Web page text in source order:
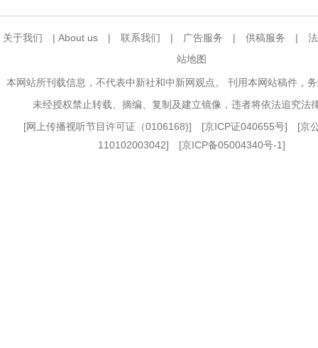
关于我们 | About us | 联系我们 | 广告服务 | 供稿服务 |
站地图
本网站所刊载信息，不代表中新社和中新网观点。 刊用本网站稿件，
未经授权禁止转载、摘编、复制及建立镜像，违者将依法追究法
[网上传播视听节目许可证（0106168)] [京ICP证040655号] [京
110102003042] [京ICP备05004340号-1]